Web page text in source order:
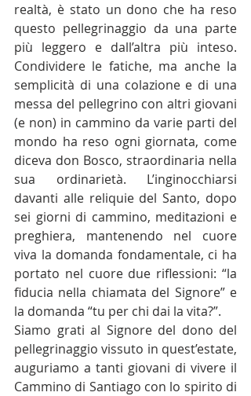
realtà, è stato un dono che ha reso
questo pellegrinaggio da una parte
più leggero e dall’altra più inteso.
Condividere le fatiche, ma anche la
semplicità di una colazione e di una
messa del pellegrino con altri giovani
(e non) in cammino da varie parti del
mondo ha reso ogni giornata, come
diceva don Bosco, straordinaria nella
sua ordinarietà. L’inginocchiarsi
davanti alle reliquie del Santo, dopo
sei giorni di cammino, meditazioni e
preghiera, mantenendo nel cuore
viva la domanda fondamentale, ci ha
portato nel cuore due riflessioni: “la
fiducia nella chiamata del Signore” e
la domanda “tu per chi dai la vita?”.
Siamo grati al Signore del dono del
pellegrinaggio vissuto in quest’estate,
auguriamo a tanti giovani di vivere il
Cammino di Santiago con lo spirito di